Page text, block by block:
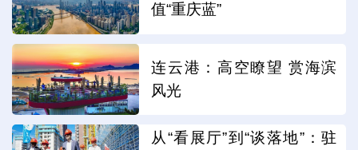
值“重庆蓝”
连云港：高空瞭望 赏海滨
风光
从“看展厅”到“谈落地”：驻